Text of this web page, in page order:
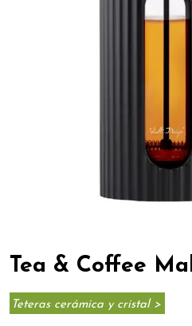
Tea & Coffee
Teteras cerámica y cristal >